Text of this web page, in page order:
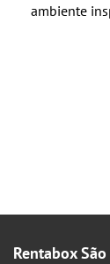
ambiente
Rentabox